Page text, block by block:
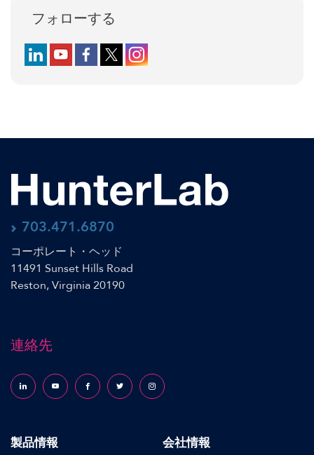
フォローする
Follow us on LinkedIn
Follow us on YouTube
Follow us on Facebook
Follow us on X (formerly Twitter)
Follow us on Instagram
703.471.6870
コーポレート・ヘッド
11491 Sunset Hills Road
Reston, Virginia 20190
連絡先
Follow us on LinkedInFollow us on YouTubeFollow us on Facebook
Follow us on X (formerly Twitter)
Follow us on Instagram
製品情報 会社情報